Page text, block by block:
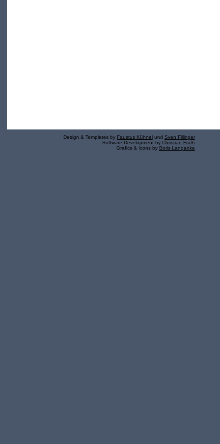
Design & Templates by Faustus Kühnelund Sven Fillinger
Software Development by Christian Fruth
Grafics & Icons by Boris Langanke